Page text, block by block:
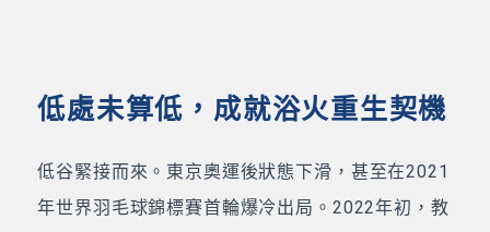
低處未算低，成就浴火重生契機
低谷緊接而來。東京奧運後狀態下滑，甚至在2021
年世界羽毛球錦標賽首輪爆冷出局。2022年初，教